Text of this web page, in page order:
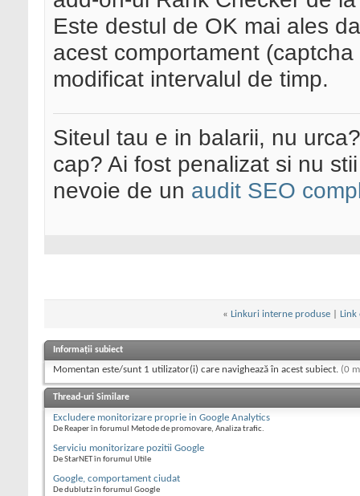
Este destul de OK mai ales
acest comportament
modificat intervalul de timp.
Siteul tau e in balarii, nu
cap? Ai fost penalizat si nu
nevoie de un audit SEO
« Linkuri interne produse|
Informații subiect
Momentan este/sunt 1 utilizator(i) care navighează în acest subiect. (0
Thread-uri Similare
Excludere monitorizare proprie in Google Analytics
De Reaper în forumul Metode de promovare, Analiza trafic.
Serviciu monitorizare pozitii Google
De StarNET în forumul Utile
Google, comportament ciudat
De dublutz în forumul Google